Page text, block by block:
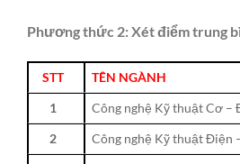
Phương thức 2: Xét điểm trung
STT TÊN NGÀNH
1
Công nghệ Kỹ thuật Cơ –
2 Công nghệ Kỹ thuật Điện